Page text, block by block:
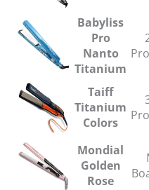
Babyliss
Pro
Nanto
Titanium
Taiff
Titanium
Colors
Mondial
Golden
Rose